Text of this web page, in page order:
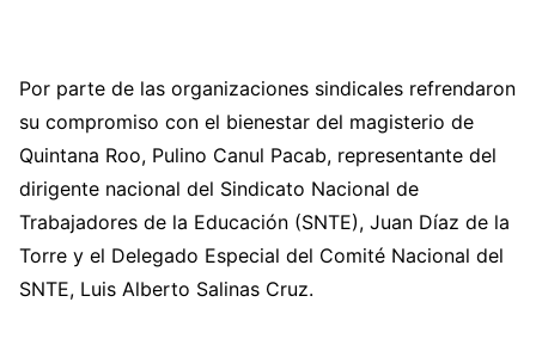
Por parte de las organizaciones sindicales refrendaron
su compromiso con el bienestar del magisterio de
Quintana Roo, Pulino Canul Pacab, representante del
dirigente nacional del Sindicato Nacional de
Trabajadores de la Educación (SNTE), Juan Díaz de la
Torre y el Delegado Especial del Comité Nacional del
SNTE, Luis Alberto Salinas Cruz.